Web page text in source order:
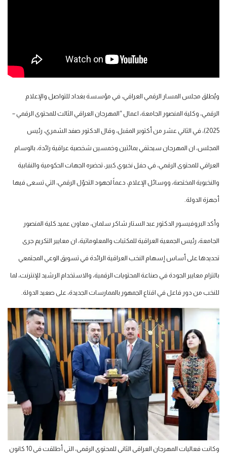
ويُطلق مجلس المسار الرقمي العراقي، في مؤسسة بغداد للتواصل والإعلام
الرقمي، وكلية المنصور الجامعة، اعمال “المهرجان العراقي الثالث للمحتوى الرقمي –
2025)، في الثاني عشر من أكتوبر المقبل، وقال الدكتور صفد الشمري، رئيس
المجلس، ان المهرجان سيحتفي بمائتين وخمسين شخصية عراقية رائدة، بالوسام
العراقي للمحتوى الرقمي، في حفل نخبوي كبير، تحضره الجهات الحكومية والنقابية
والنخبوية المختصة، ووسائل الإعلام، دعماً لجهود التحوّل الرقمي، التي تسعى فيها
أجهزة الدولة.
وأكد البروفيسور الدكتور عبد الستار شاكر سلمان، معاون عميد كلية المنصور
الجامعة، رئيس الجمعية العراقية للمكتبات والمعلوماتية، ان معايير التكريم جرى
تحديدها على أساس إسهام النخب العراقية الرائدة في تسويق الوعي المجتمعي
بالتزام معايير الجودة في صناعة المحتويات الرقمية، والاستخدام الرشيد للإنترنت، لما
للنخب من دور فاعل في اقناع الجمهور بالممارسات الجديدة، على صعيد الدولة.
وكانت فعاليات المهرجان العراقي الثاني للمحتوى الرقمي، التي أطلقت في 10 كانون